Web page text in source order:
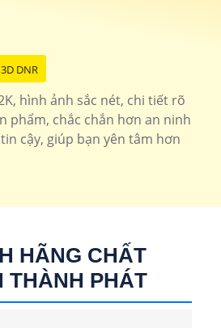
3D DNR
hình ảnh sắc nét, chi tiết rõ
phẩm, chắc chắn hơn an ninh
cậy, giúp bạn yên tâm hơn
HÃNG CHẤT
THÀNH PHÁT